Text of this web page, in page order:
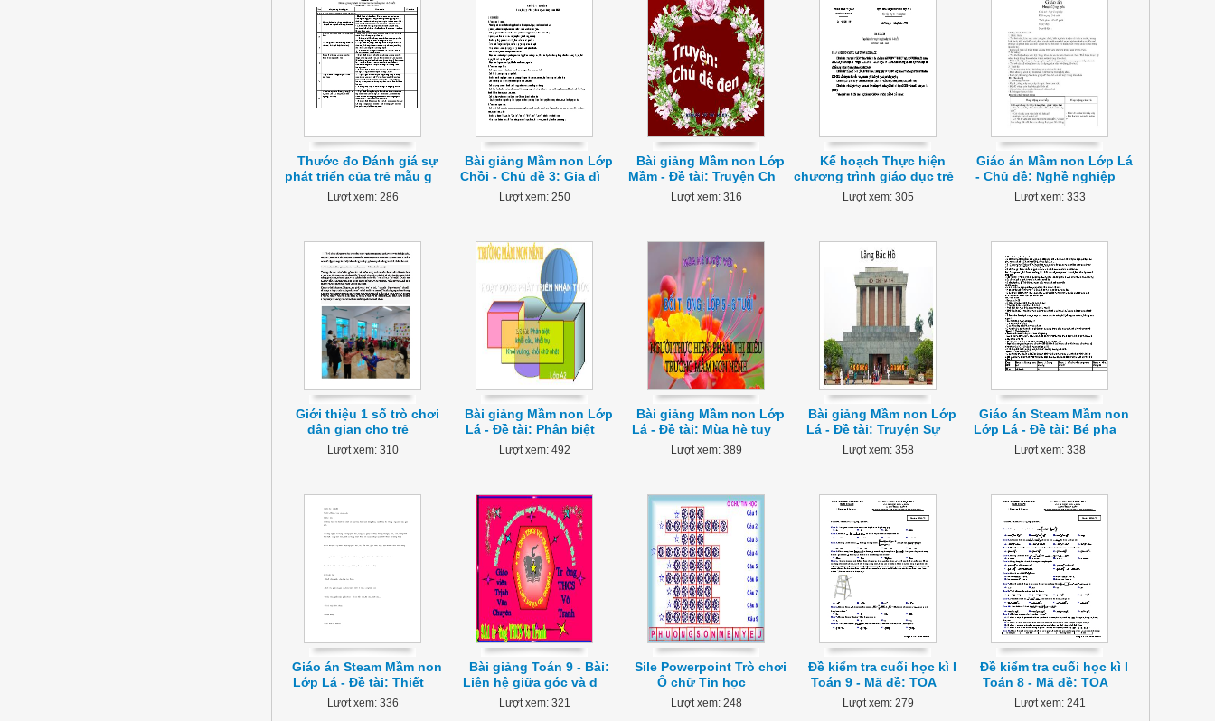
Thước đo Đánh giá sự
phát triển của trẻ mẫu g
Lượt xem: 286
Bài giảng Mầm non Lớp
Chồi - Chủ đề 3: Gia đì
Lượt xem: 250
Bài giảng Mầm non Lớp
Mầm - Đề tài: Truyện Ch
Lượt xem: 316
Kế hoạch Thực hiện
chương trình giáo dục trẻ
Lượt xem: 305
Giáo án Mầm non Lớp Lá
- Chủ đề: Nghề nghiệp
Lượt xem: 333
Giới thiệu 1 số trò chơi
dân gian cho trẻ
Lượt xem: 310
Bài giảng Mầm non Lớp
Lá - Đề tài: Phân biệt
Lượt xem: 492
Bài giảng Mầm non Lớp
Lá - Đề tài: Mùa hè tuy
Lượt xem: 389
Bài giảng Mầm non Lớp
Lá - Đề tài: Truyện Sự
Lượt xem: 358
Giáo án Steam Mầm non
Lớp Lá - Đề tài: Bé pha
Lượt xem: 338
Giáo án Steam Mầm non
Lớp Lá - Đề tài: Thiết
Lượt xem: 336
Bài giảng Toán 9 - Bài:
Liên hệ giữa góc và d
Lượt xem: 321
Sile Powerpoint Trò chơi
Ô chữ Tin học
Lượt xem: 248
Đề kiểm tra cuối học kì I
Toán 9 - Mã đề: TOA
Lượt xem: 279
Đề kiểm tra cuối học kì I
Toán 8 - Mã đề: TOA
Lượt xem: 241